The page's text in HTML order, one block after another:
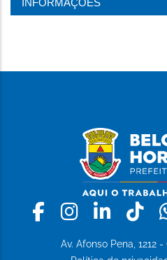
Facebook
Av. Afonso Pena, 1212